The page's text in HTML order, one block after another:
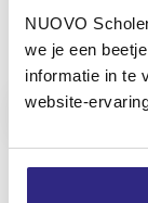
NUOVO
we je een
informatie in te
website-
Ga naar de